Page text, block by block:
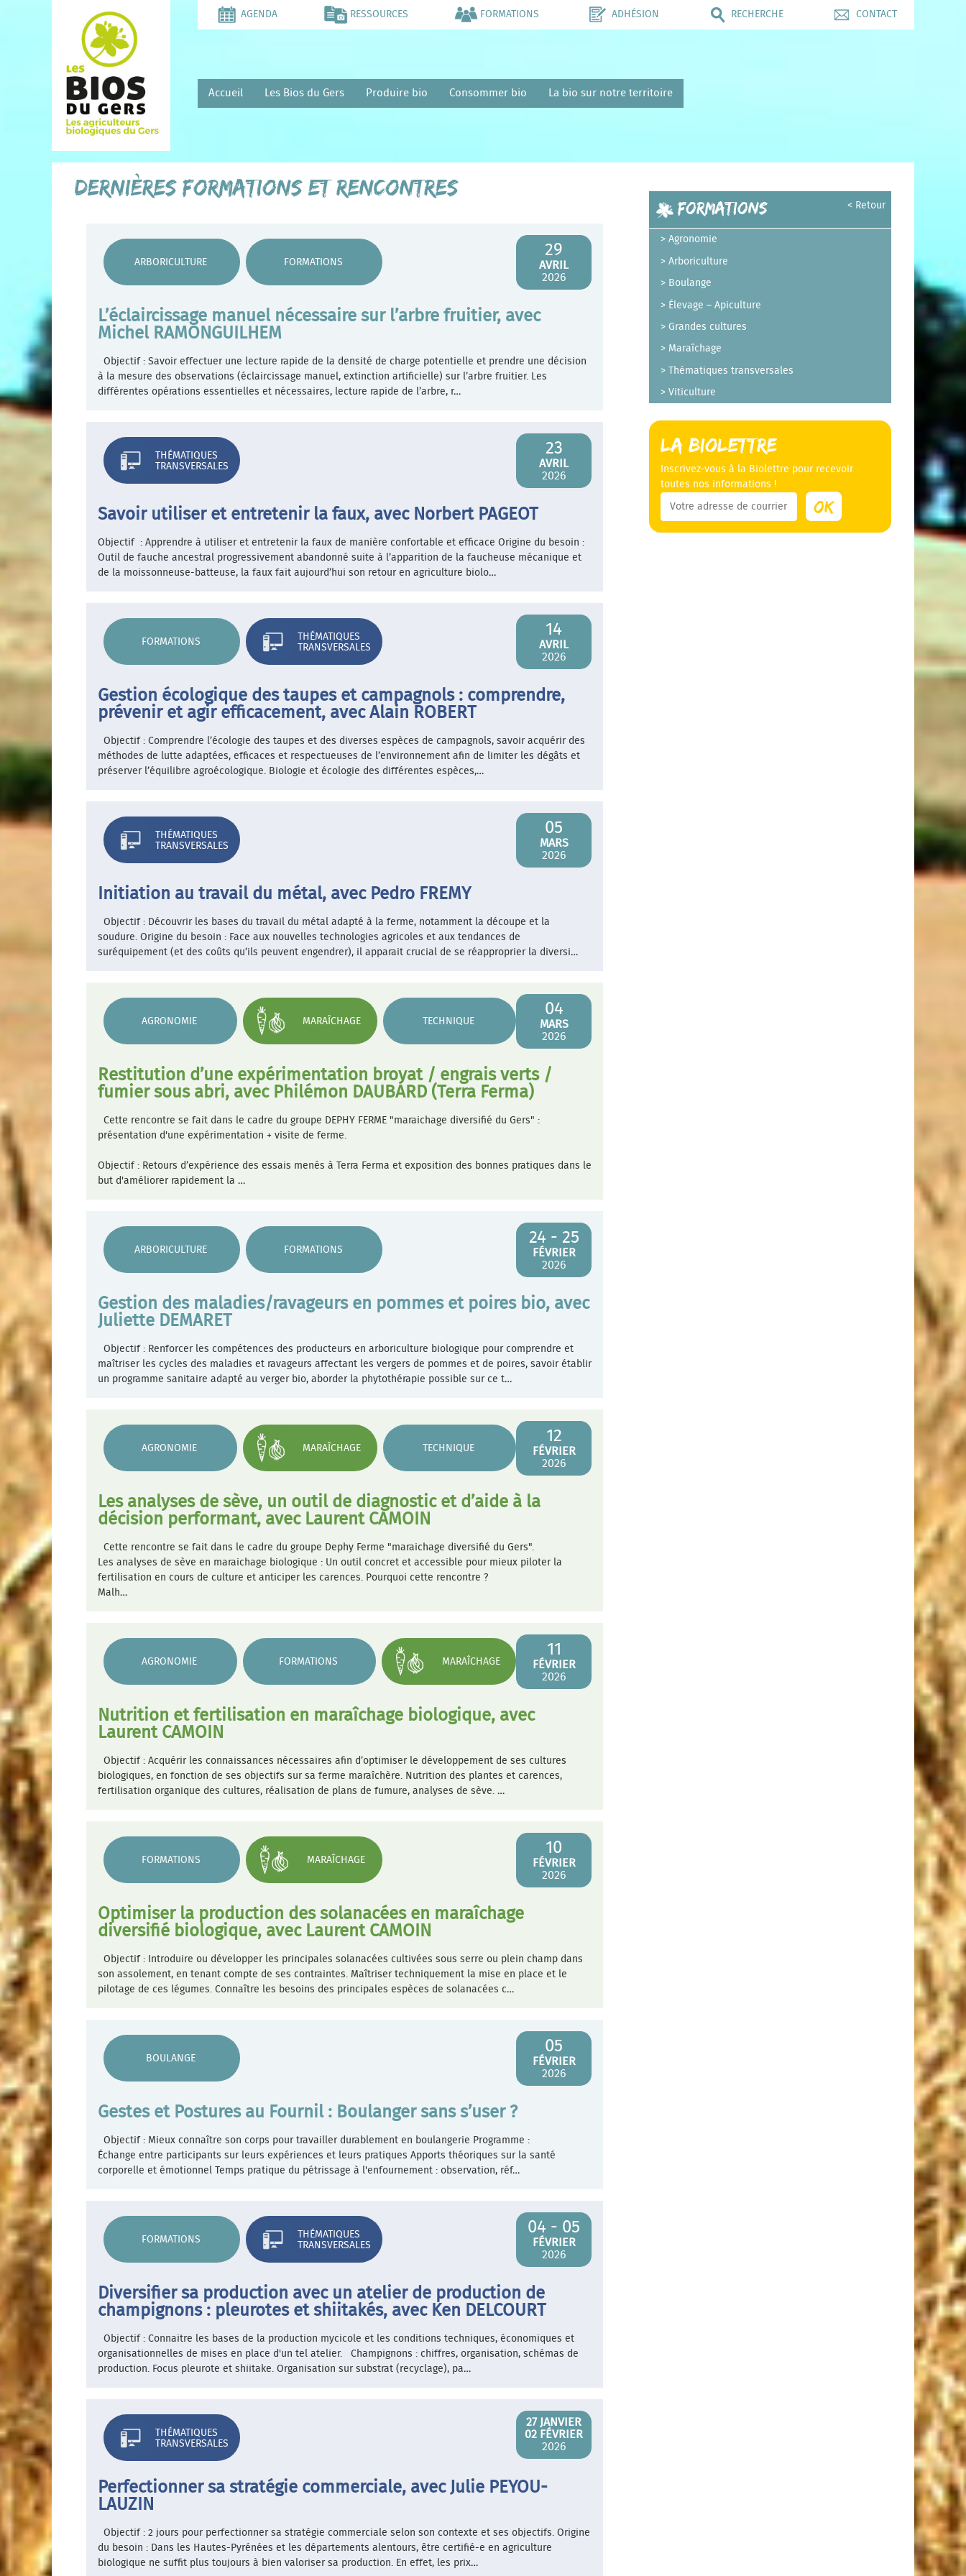
AGENDA RESSOURCES FORMATIONS ADHÉSION RECHERCHE CONTACT
Accueil Les Bios du Gers Produire bio Consommer bio La bio sur notre territoire
Dernières formations et rencontres
29
AVRIL
2026
ARBORICULTURE FORMATIONS
L’éclaircissage manuel nécessaire sur l’arbre fruitier, avec
Michel RAMONGUILHEM
Objectif : Savoir effectuer une lecture rapide de la densité de charge potentielle et prendre une décision
à la mesure des observations (éclaircissage manuel, extinction artificielle) sur l’arbre fruitier. Les
différentes opérations essentielles et nécessaires, lecture rapide de l’arbre, r…
23
AVRIL
2026
THÉMATIQUES
TRANSVERSALES
Savoir utiliser et entretenir la faux, avec Norbert PAGEOT
Objectif : Apprendre à utiliser et entretenir la faux de manière confortable et efficace Origine du besoin :
Outil de fauche ancestral progressivement abandonné suite à l’apparition de la faucheuse mécanique et
de la moissonneuse-batteuse, la faux fait aujourd’hui son retour en agriculture biolo…
14
AVRIL
2026
FORMATIONS
THÉMATIQUES
TRANSVERSALES
Gestion écologique des taupes et campagnols : comprendre,
prévenir et agir efficacement, avec Alain ROBERT
Objectif : Comprendre l’écologie des taupes et des diverses espèces de campagnols, savoir acquérir des
méthodes de lutte adaptées, efficaces et respectueuses de l’environnement afin de limiter les dégâts et
préserver l’équilibre agroécologique. Biologie et écologie des différentes espèces,…
05
MARS
2026
THÉMATIQUES
TRANSVERSALES
Initiation au travail du métal, avec Pedro FREMY
Objectif : Découvrir les bases du travail du métal adapté à la ferme, notamment la découpe et la
soudure. Origine du besoin : Face aux nouvelles technologies agricoles et aux tendances de
suréquipement (et des coûts qu’ils peuvent engendrer), il apparait crucial de se réapproprier la diversi…
04
MARS
2026
AGRONOMIE MARAÎCHAGE TECHNIQUE
Restitution d’une expérimentation broyat / engrais verts /
fumier sous abri, avec Philémon DAUBARD (Terra Ferma)
Cette rencontre se fait dans le cadre du groupe DEPHY FERME "maraichage diversifié du Gers" :
présentation d'une expérimentation + visite de ferme.
Objectif : Retours d’expérience des essais menés à Terra Ferma et exposition des bonnes pratiques dans le
but d'améliorer rapidement la …
24 - 25
FÉVRIER
2026
ARBORICULTURE FORMATIONS
Gestion des maladies/ravageurs en pommes et poires bio, avec
Juliette DEMARET
Objectif : Renforcer les compétences des producteurs en arboriculture biologique pour comprendre et
maîtriser les cycles des maladies et ravageurs affectant les vergers de pommes et de poires, savoir établir
un programme sanitaire adapté au verger bio, aborder la phytothérapie possible sur ce t…
12
FÉVRIER
2026
AGRONOMIE MARAÎCHAGE TECHNIQUE
Les analyses de sève, un outil de diagnostic et d’aide à la
décision performant, avec Laurent CAMOIN
Cette rencontre se fait dans le cadre du groupe Dephy Ferme "maraichage diversifié du Gers".
Les analyses de sève en maraichage biologique : Un outil concret et accessible pour mieux piloter la
fertilisation en cours de culture et anticiper les carences. Pourquoi cette rencontre ?
Malh…
11
FÉVRIER
2026
AGRONOMIE FORMATIONS MARAÎCHAGE
Nutrition et fertilisation en maraîchage biologique, avec
Laurent CAMOIN
Objectif : Acquérir les connaissances nécessaires afin d’optimiser le développement de ses cultures
biologiques, en fonction de ses objectifs sur sa ferme maraîchère. Nutrition des plantes et carences,
fertilisation organique des cultures, réalisation de plans de fumure, analyses de sève. …
10
FÉVRIER
2026
FORMATIONS MARAÎCHAGE
Optimiser la production des solanacées en maraîchage
diversifié biologique, avec Laurent CAMOIN
Objectif : Introduire ou développer les principales solanacées cultivées sous serre ou plein champ dans
son assolement, en tenant compte de ses contraintes. Maîtriser techniquement la mise en place et le
pilotage de ces légumes. Connaître les besoins des principales espèces de solanacées c…
05
FÉVRIER
2026
BOULANGE
Gestes et Postures au Fournil : Boulanger sans s’user ?
Objectif : Mieux connaître son corps pour travailler durablement en boulangerie Programme :
Échange entre participants sur leurs expériences et leurs pratiques Apports théoriques sur la santé
corporelle et émotionnel Temps pratique du pétrissage à l'enfournement : observation, réf…
04 - 05
FÉVRIER
2026
FORMATIONS
THÉMATIQUES
TRANSVERSALES
Diversifier sa production avec un atelier de production de
champignons : pleurotes et shiitakés, avec Ken DELCOURT
Objectif : Connaitre les bases de la production mycicole et les conditions techniques, économiques et
organisationnelles de mises en place d'un tel atelier. Champignons : chiffres, organisation, schémas de
production. Focus pleurote et shiitake. Organisation sur substrat (recyclage), pa…
27 JANVIER
02 FÉVRIER
2026
THÉMATIQUES
TRANSVERSALES
Perfectionner sa stratégie commerciale, avec Julie PEYOU-
LAUZIN
Objectif : 2 jours pour perfectionner sa stratégie commerciale selon son contexte et ses objectifs. Origine
du besoin : Dans les Hautes-Pyrénées et les départements alentours, être certifié-e en agriculture
biologique ne suffit plus toujours à bien valoriser sa production. En effet, les prix…
< Retour
Formations
Agronomie
Arboriculture
Boulange
Élevage – Apiculture
Grandes cultures
Maraîchage
Thématiques transversales
Viticulture
La Biolettre
Inscrivez-vous à la Biolettre pour recevoir
toutes nos informations !